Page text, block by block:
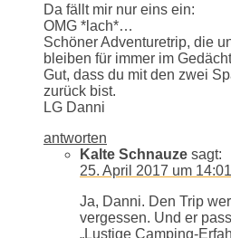
Da fällt mir nur eins ein:
OMG *lach*…
Schöner Adventuretrip, die
bleiben für immer im
Gut, dass du mit den zwei
zurück bist.
LG Danni
antworten
Kalte Schnauze sagt:
25. April 2017 um
Ja, Danni. Den Trip
vergessen. Und er
„Lustige Camping-